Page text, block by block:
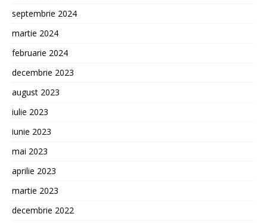
septembrie 2024
martie 2024
februarie 2024
decembrie 2023
august 2023
iulie 2023
iunie 2023
mai 2023
aprilie 2023
martie 2023
decembrie 2022